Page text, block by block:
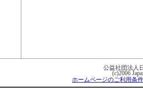
公益社団法人
(c)2006
ホームページのご利用条件